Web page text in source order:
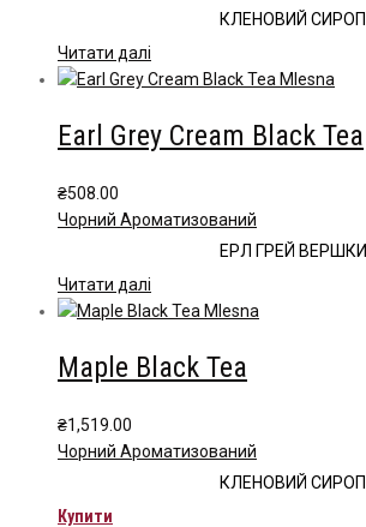
КЛЕНОВИЙ СИРОП
Читати далі
Earl Grey Cream Black Tea
₴508.00
Чорний Ароматизований
ЕРЛ ГРЕЙ ВЕРШКИ
Читати далі
Maple Black Tea
₴1,519.00
Чорний Ароматизований
КЛЕНОВИЙ СИРОП
Купити